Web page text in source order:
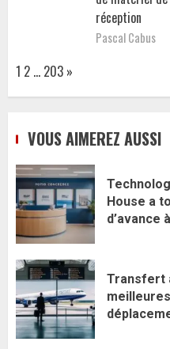
réception
Pascal Cabus
Page:
1 2 … 203 Next
»
VOUS AIMEREZ AUSSI
House a
d’avance
Transfert